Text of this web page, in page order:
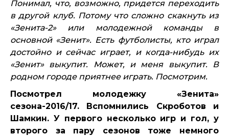
Понимал, что, возможно, придется переходить
в другой клуб. Потому что сложно скакнуть из
«Зенита-2» или молодежной команды в
основной «Зенит». Есть футболисты, кто играл
достойно и сейчас играет, и когда-нибудь их
«Зенит» выкупит. Может, и меня выкупит. В
родном городе приятнее играть. Посмотрим.
Посмотрел молодежку «Зенита»
сезона-2016/17. Вспомнились Скроботов и
Шамкин. У первого несколько игр и гол, у
второго за пару сезонов тоже немного